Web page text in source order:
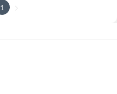
1